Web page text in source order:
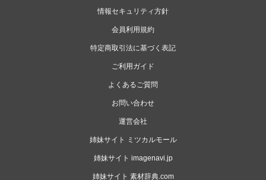
情報セキュリティ方針
会員利用規約
特定商取引法に基づく表記
ご利用ガイド
よくあるご質問
お問い合わせ
運営会社
姉妹サイト ミツカルモール
姉妹サイト imagenavi.jp
姉妹サイト 素材辞典.com